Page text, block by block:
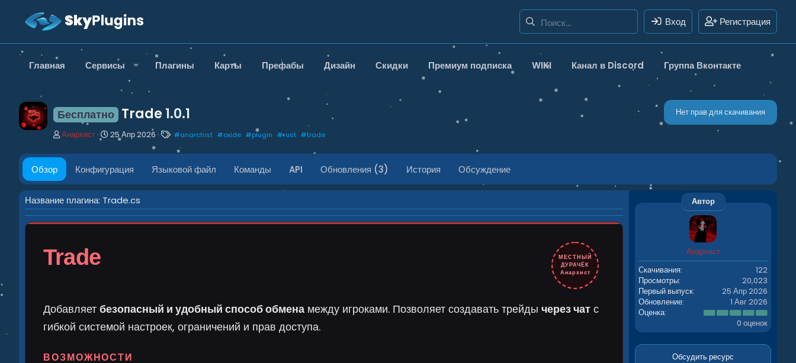
Вход Регистрация
Главная Сервисы Плагины Карты Префабы Дизайн Скидки Премиум подписка WIKI Канал в Discord Группа Вконтакте
Бесплатно Trade 1.0.1
Нет прав для скачивания
А
т
р
Анархист
Д
т
а
с
о
з
д
а
25 Апр 2026
Т
г
и
#anarchist #oxide #plugin #rust #trade
Обзор Конфигурация Языковой файл Команды API Обновления (3) История Обсуждение
Название плагина: Trade.cs
Trade
МЕСТНЫЙ
ДУРАЧЁК
Анархист
Добавляет безопасный и удобный способ обмена между игроками. Позволяет создавать трейды через чат с
гибкой системой настроек, ограничений и прав доступа.
ВОЗМОЖНОСТИ
Автор
Анархист
Скачивания
122
Просмотры
20,023
Первый выпуск
25 Апр 2026
Обновление
1 Авг 2026
Оценка
0
.
0
з
0 оценок
Обсудить ресурс